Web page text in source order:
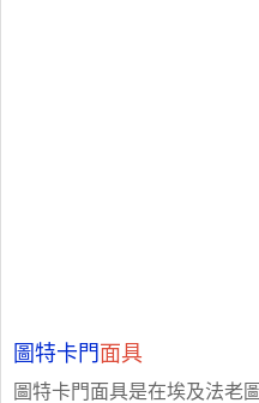
圖特卡門 面具
圖特卡門面具是在埃及法老